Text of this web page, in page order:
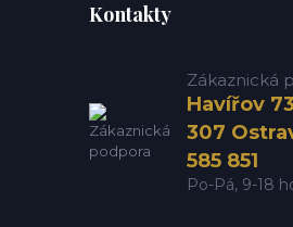
Kontakty
Zákaznická
Havířov
307
585 851
Po-Pá, 9-18